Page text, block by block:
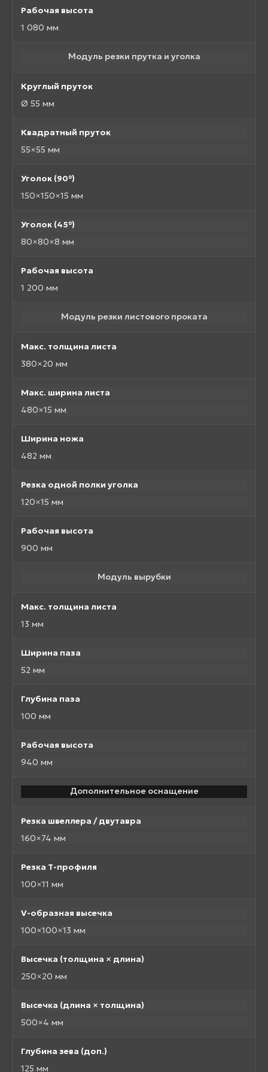
Рабочая высота
1 080 мм
Модуль резки прутка и уголка
Круглый пруток
Ø 55 мм
Квадратный пруток
55×55 мм
Уголок (90°)
150×150×15 мм
Уголок (45°)
80×80×8 мм
Рабочая высота
1 200 мм
Модуль резки листового проката
Макс. толщина листа
380×20 мм
Макс. ширина листа
480×15 мм
Ширина ножа
482 мм
Резка одной полки уголка
120×15 мм
Рабочая высота
900 мм
Модуль вырубки
Макс. толщина листа
13 мм
Ширина паза
52 мм
Глубина паза
100 мм
Рабочая высота
940 мм
Дополнительное оснащение
Резка швеллера / двутавра
160×74 мм
Резка Т-профиля
100×11 мм
V-образная высечка
100×100×13 мм
Высечка (толщина × длина)
250×20 мм
Высечка (длина × толщина)
500×4 мм
Глубина зева (доп.)
125 мм